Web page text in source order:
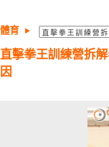
體育
直擊拳王訓練營拆
因